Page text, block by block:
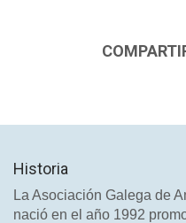
Historia
La Asociación Galega de
nació en el año 1992